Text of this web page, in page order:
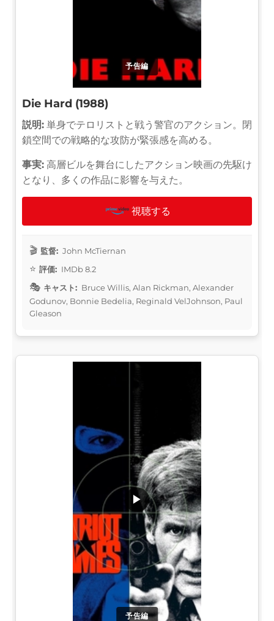
予告編
Die Hard (1988)
説明: 単身でテロリストと戦う警官のアクション。閉
鎖空間での戦略的な攻防が緊張感を高める。
事実: 高層ビルを舞台にしたアクション映画の先駆け
となり、多くの作品に影響を与えた。
視聴する
監督: John McTiernan
評価: IMDb 8.2
キャスト: Bruce Willis, Alan Rickman, Alexander
Godunov, Bonnie Bedelia, Reginald VelJohnson, Paul
Gleason
予告編
▶